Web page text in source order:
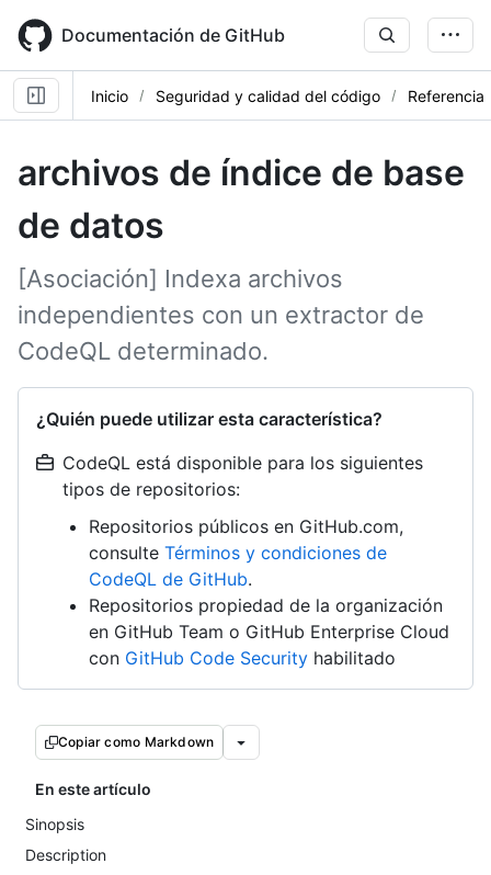
main
content
Documentación de GitHub
Inicio Seguridad y calidad del código Referencia
archivos de índice de base
de datos
[Asociación] Indexa archivos
independientes con un extractor de
CodeQL determinado.
¿Quién puede utilizar esta característica?
CodeQL está disponible para los siguientes
tipos de repositorios:
Repositorios públicos en GitHub.com,
consulte Términos y condiciones de
CodeQL de GitHub.
Repositorios propiedad de la organización
en GitHub Team o GitHub Enterprise Cloud
con GitHub Code Security habilitado
Copiar como Markdown
En este artículo
Sinopsis
Description